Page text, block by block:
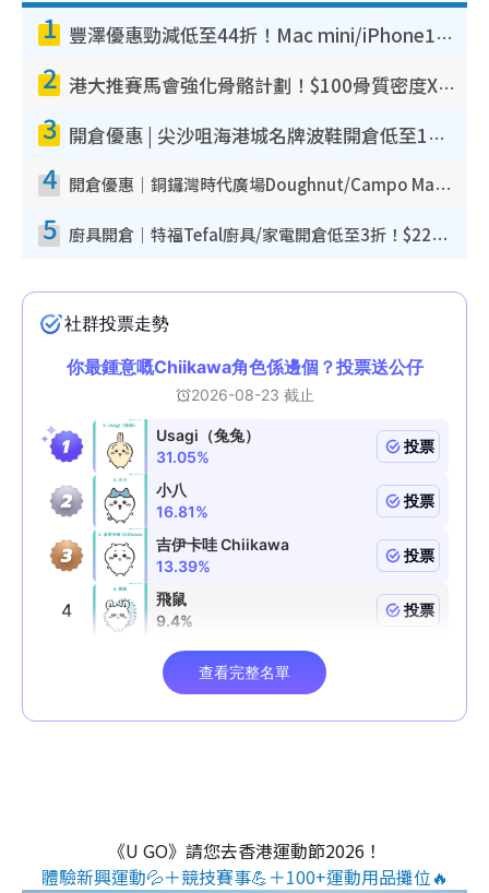
1 豐澤優惠勁減低至44折！Mac mini/iPhone17Pro大減價！廚房家電$220起
2 港大推賽馬會強化骨骼計劃！$100骨質密度X光檢查 完成免費運動訓練送超市禮券！附參加資格
3 開倉優惠 | 尖沙咀海港城名牌波鞋開倉低至1折！On鞋$899起／Joy&Peace鞋履$98起
4 開倉優惠｜銅鑼灣時代廣場Doughnut/Campo Marzio開倉低至1折！背囊、書包、手袋劈價$200起
5 廚具開倉｜特福Tefal廚具/家電開倉低至3折！$220起買平底鍋/炒鑊/湯煲！電飯煲/吸塵機/燙斗$418起
《U GO》請您去香港運動節2026！
體驗新興運動💦＋競技賽事💪＋100+運動用品攤位🔥